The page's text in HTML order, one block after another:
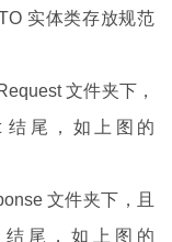
实体类存放规范
文件夹下，
结尾，如上图的
文件夹下，且
结尾，如上图的